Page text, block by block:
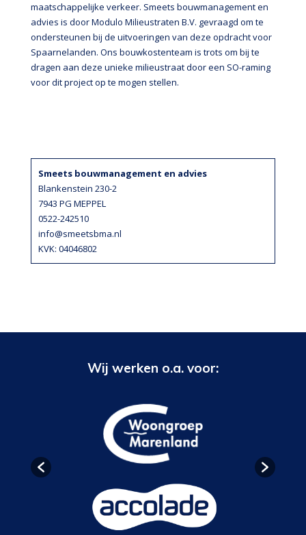
maatschappelijke verkeer. Smeets bouwmanagement en
advies is door Modulo Milieustraten B.V. gevraagd om te
ondersteunen bij de uitvoeringen van deze opdracht voor
Spaarnelanden. Ons bouwkostenteam is trots om bij te
dragen aan deze unieke milieustraat door een SO-raming
voor dit project op te mogen stellen.
Smeets bouwmanagement en advies
Blankenstein 230-2
7943 PG MEPPEL
0522-242510
info@smeetsbma.nl
KVK: 04046802
Wij werken o.a. voor: